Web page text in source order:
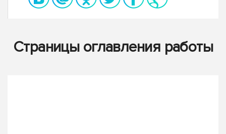
Страницы оглавления работы